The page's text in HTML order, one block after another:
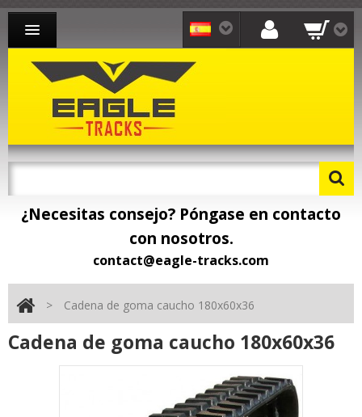
CADENAS PARA EXCAVADORA
CADENAS PARA CARGADORA
CADENAS PARA TRANSPORTISTA
¿Necesitas consejo? Póngase en contacto
con nosotros.
contact@eagle-tracks.com
> Cadena de goma caucho 180x60x36
Cadena de goma caucho 180x60x36